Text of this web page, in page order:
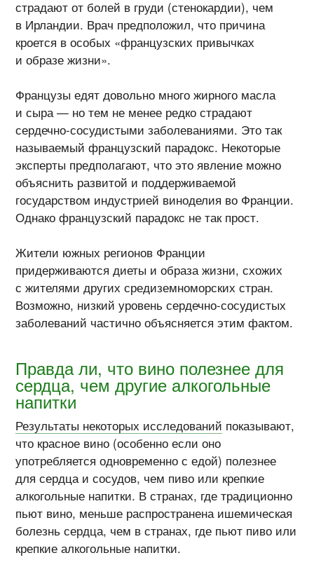
страдают от болей в груди (стенокардии), чем
в Ирландии. Врач предположил, что причина
кроется в особых «французских привычках
и образе жизни».
Французы едят довольно много жирного масла
и сыра — но тем не менее редко страдают
сердечно-сосудистыми заболеваниями. Это так
называемый французский парадокс. Некоторые
эксперты предполагают, что это явление можно
объяснить развитой и поддерживаемой
государством индустрией виноделия во Франции.
Однако французский парадокс не так прост.
Жители южных регионов Франции
придерживаются диеты и образа жизни, схожих
с жителями других средиземноморских стран.
Возможно, низкий уровеньсердечно-сосудистых
заболеваний частично объясняется этим фактом.
Правда ли, что вино полезнее для
сердца, чем другие алкогольные
напитки
Результаты некоторых исследований показывают,
что красное вино (особенно если оно
употребляется одновременно с едой) полезнее
для сердца и сосудов, чем пиво или крепкие
алкогольные напитки. В странах, где традиционно
пьют вино, меньше распространена ишемическая
болезнь сердца, чем в странах, где пьют пиво или
крепкие алкогольные напитки.